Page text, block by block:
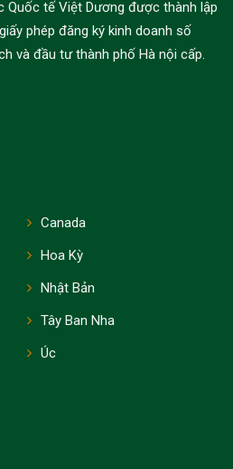
Quốc tế Việt Dương được thành lập
phép đăng ký kinh doanh số
và đầu tư thành phố Hà nội cấp.
Canada
Hoa Kỳ
Nhật Bản
Tây Ban Nha
Úc